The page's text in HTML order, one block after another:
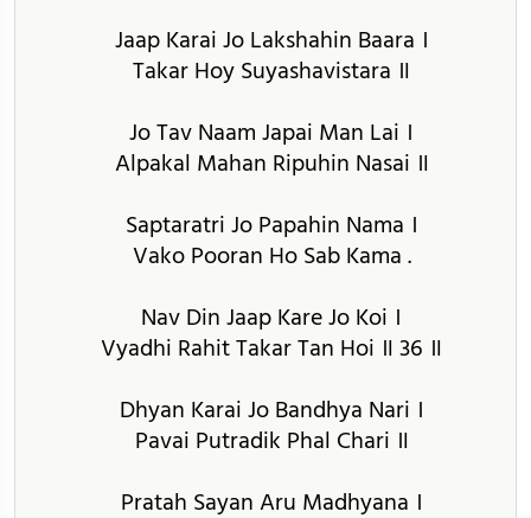
Jaap Karai Jo Lakshahin Baara ।
Takar Hoy Suyashavistara ॥
Jo Tav Naam Japai Man Lai ।
Alpakal Mahan Ripuhin Nasai ॥
Saptaratri Jo Papahin Nama ।
Vako Pooran Ho Sab Kama .
Nav Din Jaap Kare Jo Koi ।
Vyadhi Rahit Takar Tan Hoi ॥ 36 ॥
Dhyan Karai Jo Bandhya Nari ।
Pavai Putradik Phal Chari ॥
Pratah Sayan Aru Madhyana ।